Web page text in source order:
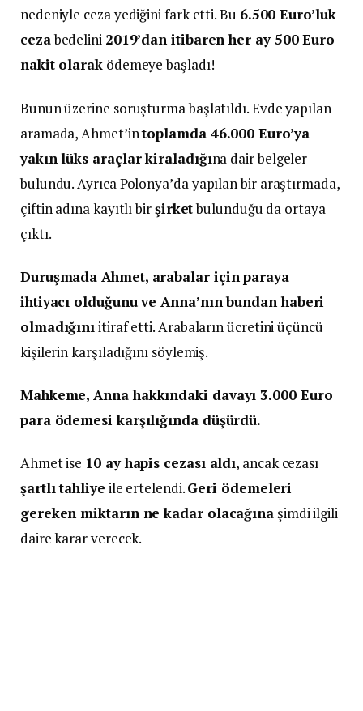
nedeniyle ceza yediğini fark etti. Bu 6.500 Euro’luk
cezabedelini 2019’dan itibaren her ay 500 Euro
nakit olaraködemeye başladı!
Bunun üzerine soruşturma başlatıldı. Evde yapılan
aramada, Ahmet’intoplamda 46.000 Euro’ya
yakın lüks araçlar kiraladığına dair belgeler
bulundu. Ayrıca Polonya’da yapılan bir araştırmada,
çiftin adına kayıtlı birşirketbulunduğu da ortaya
çıktı.
Duruşmada Ahmet, arabalar için paraya
ihtiyacı olduğunu ve Anna’nın bundan haberi
olmadığını itiraf etti. Arabaların ücretini üçüncü
kişilerin karşıladığını söylemiş.
Mahkeme, Anna hakkındaki davayı 3.000 Euro
para ödemesi karşılığında düşürdü.
Ahmet ise 10 ay hapis cezası aldı, ancak cezası
şartlı tahliye ile ertelendi.Geri ödemeleri
gereken miktarın ne kadar olacağınaşimdi ilgili
daire karar verecek.